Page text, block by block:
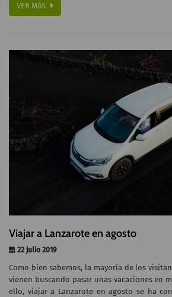
VER MÁS
Viajar a Lanzarote en agosto
22 julio 2019
Como bien sabemos, la mayoría de los
vienen buscando pasar unas vacaciones en
ello, viajar a Lanzarote en agosto se ha